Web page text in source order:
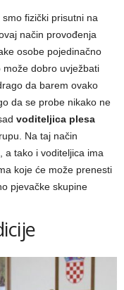
fizički prisutni na
način provođenja
osobe pojedinačno
može dobro uvježbati
da barem ovako
da se probe nikako ne
voditeljica plesa
Na taj način
a tako i voditeljica ima
koje će može prenesti
pjevačke skupine